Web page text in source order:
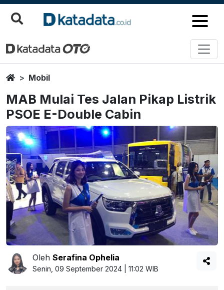
HomeMobil
MAB Mulai Tes Jalan Pikap Listrik
PSOE E-Double Cabin
Oleh Serafina Ophelia
Senin, 09 September 2024 | 11:02 WIB